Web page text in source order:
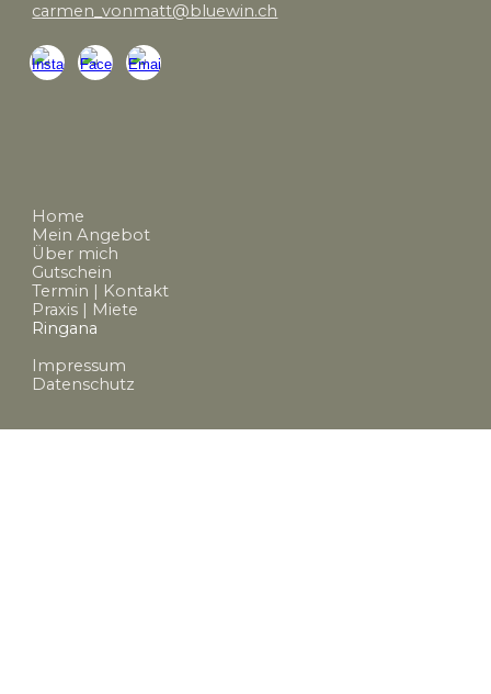
carmen_vonmatt@bluewin.ch
Home
Mein Angebot
Über mich
Gutschein
Termin | Kontakt
Praxis | Miete
Ringana
Impressum
Datenschutz